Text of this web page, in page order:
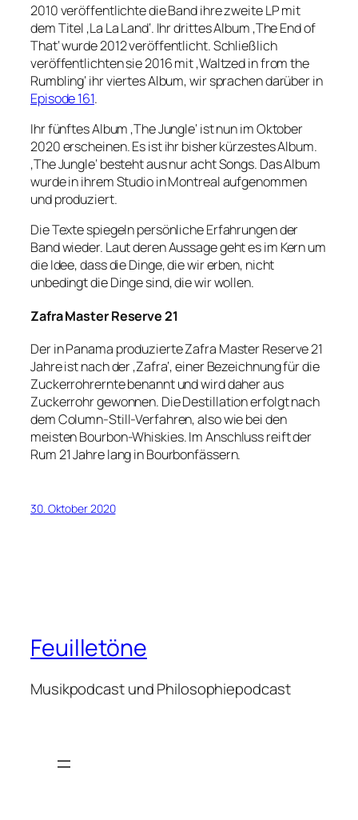
2010 veröffentlichte die Band ihre zweite LP mit
dem Titel ‚La La Land‘. Ihr drittes Album ‚The End of
That‘ wurde 2012 veröffentlicht. Schließlich
veröffentlichten sie 2016 mit ‚Waltzed in from the
Rumbling‘ ihr viertes Album, wir sprachen darüber in
Episode 161.
Ihr fünftes Album ‚The Jungle‘ ist nun im Oktober
2020 erscheinen. Es ist ihr bisher kürzestes Album.
‚The Jungle‘ besteht aus nur acht Songs. Das Album
wurde in ihrem Studio in Montreal aufgenommen
und produziert.
Die Texte spiegeln persönliche Erfahrungen der
Band wieder. Laut deren Aussage geht es im Kern um
die Idee, dass die Dinge, die wir erben, nicht
unbedingt die Dinge sind, die wir wollen.
Zafra Master Reserve 21
Der in Panama produzierte Zafra Master Reserve 21
Jahre ist nach der ‚Zafra‘, einer Bezeichnung für die
Zuckerrohrernte benannt und wird daher aus
Zuckerrohr gewonnen. Die Destillation erfolgt nach
dem Column-Still-Verfahren, also wie bei den
meisten Bourbon-Whiskies. Im Anschluss reift der
Rum 21 Jahre lang in Bourbonfässern.
30. Oktober 2020
Feuilletöne
Musikpodcast und Philosophiepodcast